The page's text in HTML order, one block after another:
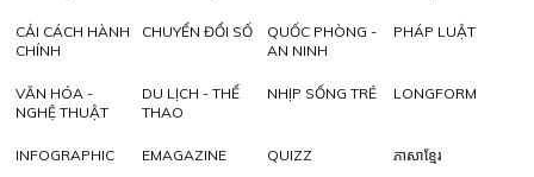
CẢI CÁCH HÀNH
CHÍNH
CHUYỂN ĐỔI SỐ
QUỐC PHÒNG -
AN NINH
PHÁP LUẬT
VĂN HÓA -
NGHỆ THUẬT
DU LỊCH - THỂ
THAO
NHỊP SỐNG TRẺ LONGFORM
INFOGRAPHIC EMAGAZINE QUIZZ ភាសាខ្មែរ